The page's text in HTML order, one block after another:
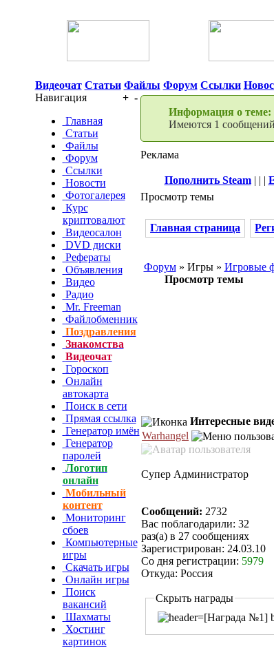
Видеочат Статьи Файлы Форум Ссылки
Навигация
+ -
Главная
Статьи
Файлы
Форум
Ссылки
Новости
Фотогалерея
Курс
криптовалют
Видеосалон
DVD диски
Рефераты
Объявления
Видео
Радио
Mr. Freeman
Файлобменник
Поздравления
Знакомства
Видеочат
Гороскоп
Онлайн
автокарта
Поиск в сети
Прямая ссылка
Генератор имён
Генератор
паролей
Логотип
онлайн
Мобильный
контент
Мониторинг
сбоев
Компьютерные
игры
Скачать игры
Онлайн игры
Поиск
вакансий
Шахматы
Хостинг
картинок
Информация о теме:
Имеются 1 сообщений
Реклама
Пополнить Steam| | |
Просмотр темы
Главная страница
Форум» Игры » Игровые
Просмотр темы
Интересные
Warhangel
Супер Администратор
Сообщений: 2732
Вас поблагодарили: 32
раз(а) в 27 сообщениях
Зарегистрирован: 24.03.10
Со дня регистрации: 5979
Откуда: Россия
Скрыть награды